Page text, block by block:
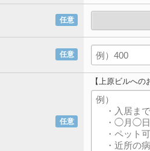
任意
任意
任意
【上原ビルへの